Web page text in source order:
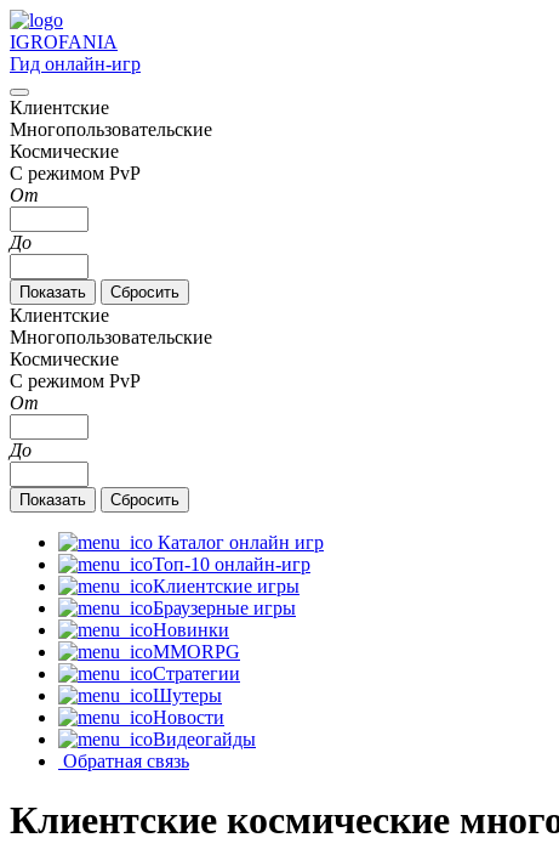
IGROFANIA
Гид онлайн-игр
Клиентские
Многопользовательские
Космические
С режимом PvP
От
До
Клиентские
Многопользовательские
Космические
С режимом PvP
От
До
Каталог онлайн игр
Топ-10 онлайн-игр
Клиентские игры
Браузерные игры
Новинки
MMORPG
Стратегии
Шутеры
Новости
Видеогайды
Обратная связь
Клиентские космические